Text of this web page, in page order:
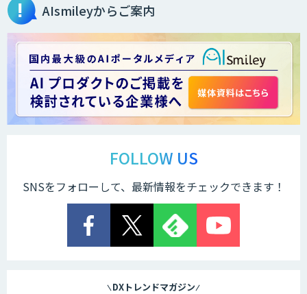
2層ナレッジ×AIで顧客コミュニケーシ
＜Dify活用＞AIエージェントDRIVE
ジェント開発
Explaza 生成AI Partner｜AIエージェン
「業務AIプロ」
AIsmileyからご案内
FOLLOW US
SNSをフォローして、最新情報をチェックできます！
DXトレンドマガジン